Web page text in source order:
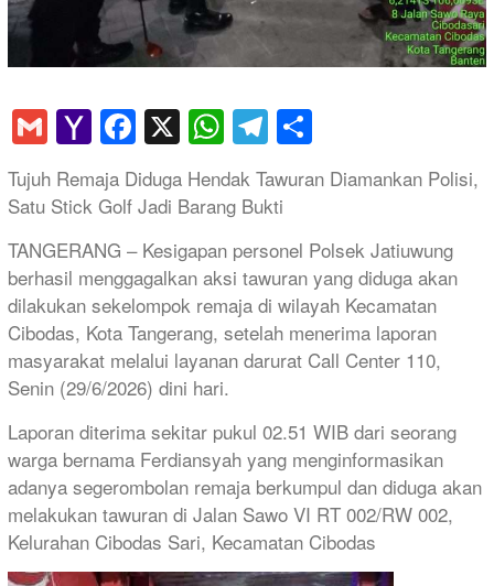
GmailYahoo
Mail
Facebook
X WhatsApp
Telegram
Tujuh Remaja Diduga Hendak Tawuran Diamankan Polisi,
Satu Stick Golf Jadi Barang Bukti
TANGERANG – Kesigapan personel Polsek Jatiuwung
berhasil menggagalkan aksi tawuran yang diduga akan
dilakukan sekelompok remaja di wilayah Kecamatan
Cibodas, Kota Tangerang, setelah menerima laporan
masyarakat melalui layanan darurat Call Center 110,
Senin (29/6/2026) dini hari.
Laporan diterima sekitar pukul 02.51 WIB dari seorang
warga bernama Ferdiansyah yang menginformasikan
adanya segerombolan remaja berkumpul dan diduga akan
melakukan tawuran di Jalan Sawo VI RT 002/RW 002,
Kelurahan Cibodas Sari, Kecamatan Cibodas